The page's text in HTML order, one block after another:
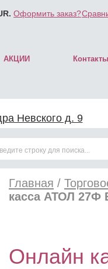
Оформить заказ?
АКЦИИ Контакты
Невского д. 9
Главная /
касса АТОЛ 27Ф
Онлайн